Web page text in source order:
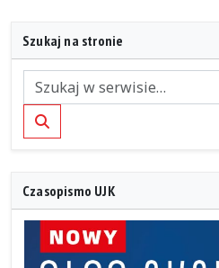
Szukaj na stronie
Szukaj
Czasopismo UJK